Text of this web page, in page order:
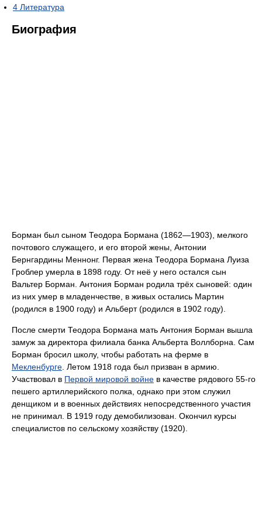
4 Литература
Биография
Борман был сыном Теодора Бормана (1862—1903), мелкого
почтового служащего, и его второй жены, Антонии
Бернгардины Меннонг. Первая жена Теодора Бормана Луиза
Гроблер умерла в 1898 году. От неё у него остался сын
Вальтер Борман. Антония Борман родила трёх сыновей: один
из них умер в младенчестве, в живых остались Мартин
(родился в 1900 году) и Альберт (родился в 1902 году).
После смерти Теодора Бормана мать Антония Борман вышла
замуж за директора филиала банка Альберта Воллборна. Сам
Борман бросил школу, чтобы работать на ферме в
Мекленбурге . Летом 1918 года был призван в армию.
Участвовал в Первой мировой войне в качестве рядового 55-го
пешего артиллерийского полка, однако при этом служил
денщиком и в военных действиях непосредственного участия
не принимал. В 1919 году демобилизован. Окончил курсы
специалистов по сельскому хозяйству (1920).